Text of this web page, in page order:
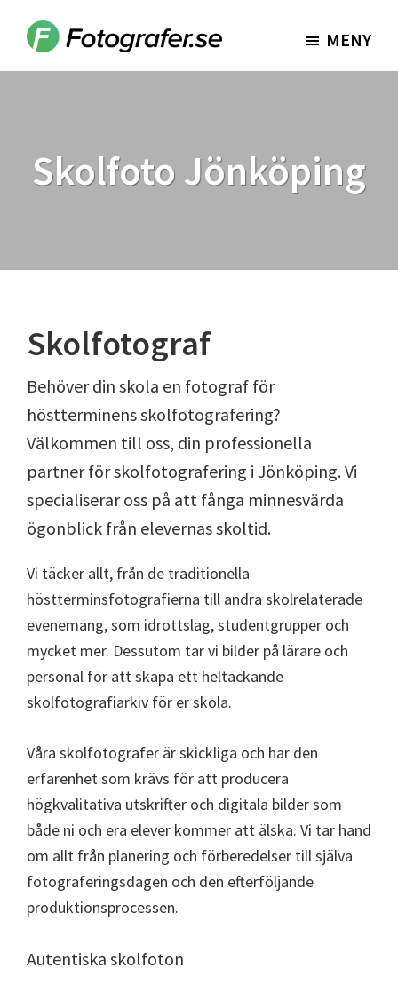
Fotografer.se MENY
Skolfoto Jönköping
Skolfotograf
Behöver din skola en fotograf för
höstterminens skolfotografering?
Välkommen till oss, din professionella
partner för skolfotografering i Jönköping. Vi
specialiserar oss på att fånga minnesvärda
ögonblick från elevernas skoltid.
Vi täcker allt, från de traditionella
höstterminsfotografierna till andra skolrelaterade
evenemang, som idrottslag, studentgrupper och
mycket mer. Dessutom tar vi bilder på lärare och
personal för att skapa ett heltäckande
skolfotografiarkiv för er skola.
Våra skolfotografer är skickliga och har den
erfarenhet som krävs för att producera
högkvalitativa utskrifter och digitala bilder som
både ni och era elever kommer att älska. Vi tar hand
om allt från planering och förberedelser till själva
fotograferingsdagen och den efterföljande
produktionsprocessen.
Autentiska skolfoton